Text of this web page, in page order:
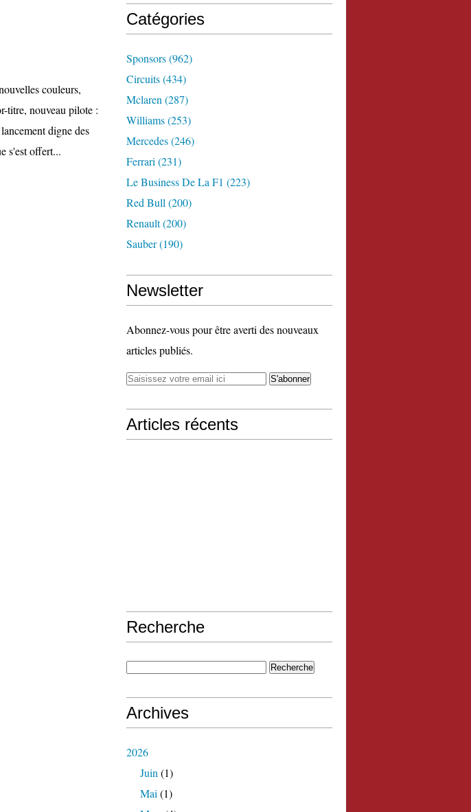
couleurs,
titre, nouveau pilote :
digne des
s'est offert...
Catégories
Sponsors(962)
Circuits(434)
Mclaren (287)
Williams(253)
Mercedes(246)
Ferrari (231)
Le Business De La F1 (223)
Red Bull (200)
Renault(200)
Sauber(190)
Newsletter
Abonnez-vous pour être averti des nouveaux
articles publiés.
Articles récents
Recherche
Archives
2026
Juin (1)
Mai (1)